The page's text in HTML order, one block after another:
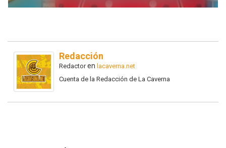
Redacción
Redactoren lacaverna.net
Cuenta de la Redacción de La Caverna